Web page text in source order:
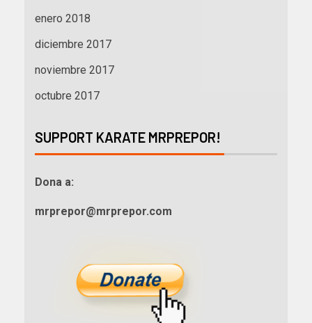
enero 2018
diciembre 2017
noviembre 2017
octubre 2017
SUPPORT KARATE MRPREPOR!
Dona a:
mrprepor@mrprepor.com